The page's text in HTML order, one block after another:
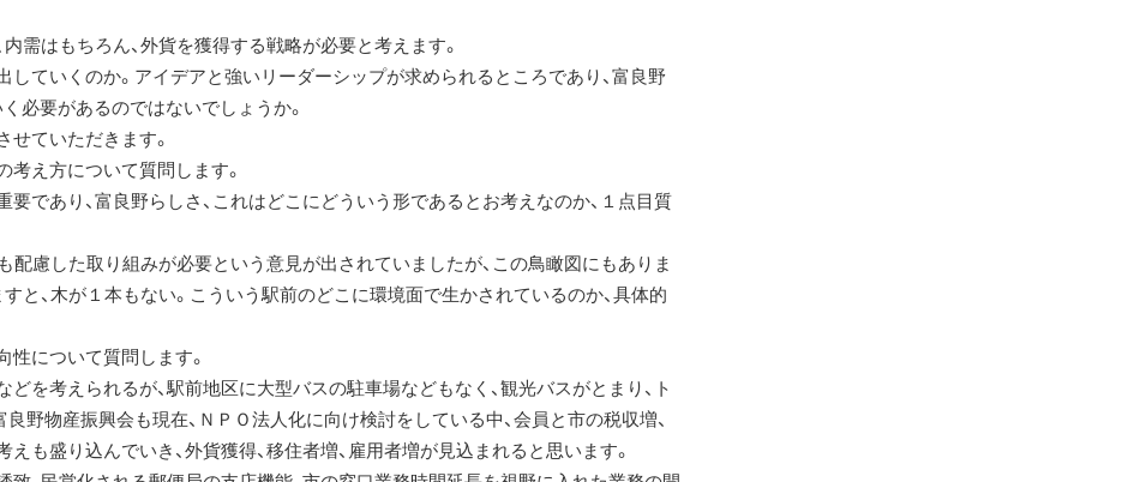
需はもちろん、外貨を獲得する戦略が必要と考えます。
ていくのか。アイデアと強いリーダーシップが求められるところであり、富良野
必要があるのではないでしょうか。
ていただきます。
え方について質問します。
であり、富良野らしさ、これはどこにどういう形であるとお考えなのか、１点目質
配慮した取り組みが必要という意見が出されていましたが、この鳥瞰図にもありま
と、木が１本もない。こういう駅前のどこに環境面で生かされているのか、具体的
について質問します。
を考えられるが、駅前地区に大型バスの駐車場などもなく、観光バスがとまり、ト
野物産振興会も現在、ＮＰＯ法人化に向け検討をしている中、会員と市の税収増、
も盛り込んでいき、外貨獲得、移住者増、雇用者増が見込まれると思います。